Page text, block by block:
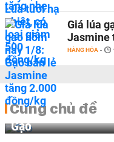
Giá lúa
Jasmine
HÀNG HÓA -
Cùng chủ đề
Gạo